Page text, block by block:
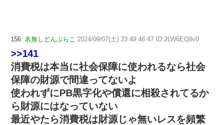
156: 名無しどんぶらこ 2024/09/07(土) 23:49:46.47 ID:2LW6EQ8v0
>>141
消費税は本当に社会保障に使われるなら社会
保障の財源で間違ってないよ
使われずにPB黒字化や償還に相殺されてるか
ら財源にはなっていない
最近やたら消費税は財源じゃ無いレスを頻繁